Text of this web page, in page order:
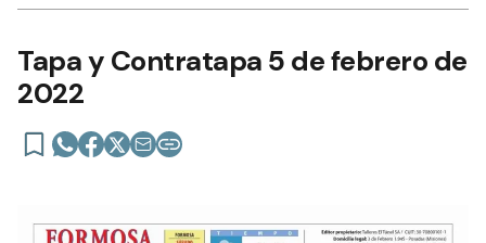
Tapa y Contratapa 5 de febrero de
2022